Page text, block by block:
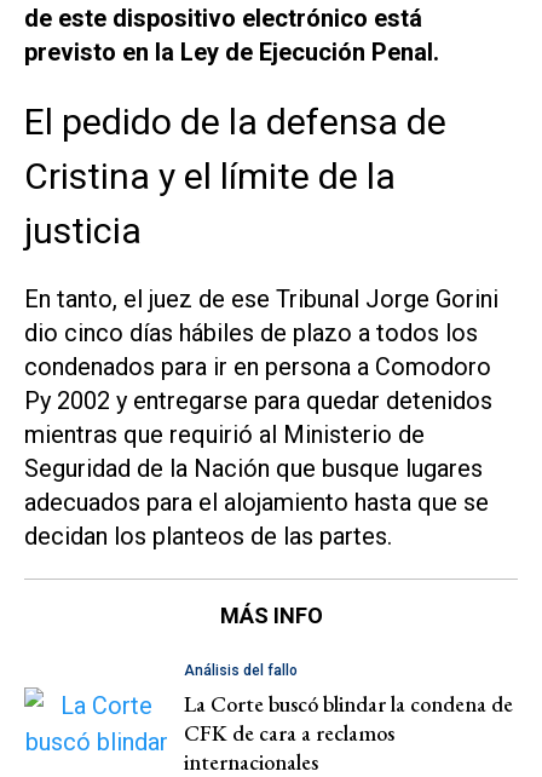
de este dispositivo electrónico está
previsto en la Ley de Ejecución Penal.
El pedido de la defensa de
Cristina y el límite de la
justicia
En tanto, el juez de ese Tribunal Jorge Gorini
dio cinco días hábiles de plazo a todos los
condenados para ir en persona a Comodoro
Py 2002 y entregarse para quedar detenidos
mientras que requirió al Ministerio de
Seguridad de la Nación que busque lugares
adecuados para el alojamiento hasta que se
decidan los planteos de las partes.
MÁS INFO
Análisis del fallo
La Corte buscó blindar la condena de
CFK de cara a reclamos
internacionales